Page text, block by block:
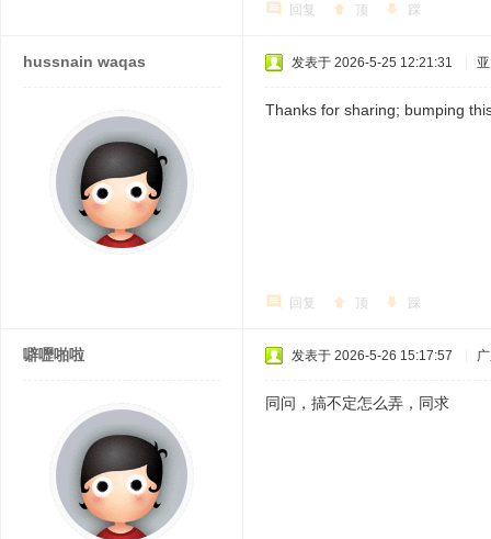
回复 顶 踩
hussnain waqas 发表于 2026-5-25 12:21:31
Thanks for sharing; bumping
回复 顶 踩
噼嚦啪啦 发表于 2026-5-26 15:17:57
同问，搞不定怎么弄，同求